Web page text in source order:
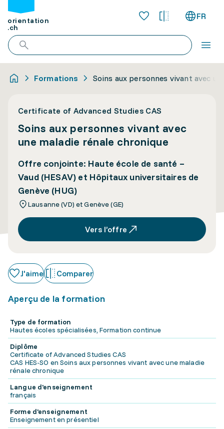
orientation
.ch
FR
Formations Soins aux personnes vivant avec
Certificate of Advanced Studies CAS
Soins aux personnes vivant avec
une maladie rénale chronique
Offre conjointe: Haute école de santé –
Vaud (HESAV) et Hôpitaux universitaires de
Genève (HUG)
Lausanne (VD) et Genève (GE)
Vers l’offre
J'aime Comparer
Aperçu de la formation
Type de formation
Hautes écoles spécialisées, Formation continue
Diplôme
Certificate of Advanced Studies CAS
CAS HES-SO en Soins aux personnes vivant avec une maladie
rénale chronique
Langue d'enseignement
français
Forme d'enseignement
Enseignement en présentiel